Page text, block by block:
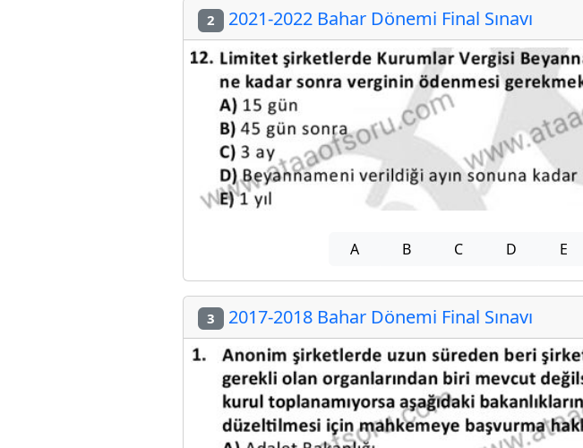
2 2021-2022 Bahar Dönemi Final Sınavı
A B C D E
3 2017-2018 Bahar Dönemi Final Sınavı